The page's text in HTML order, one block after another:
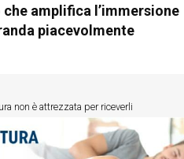
amplifica l’immersione
piacevolmente
non è attrezzata per riceverli